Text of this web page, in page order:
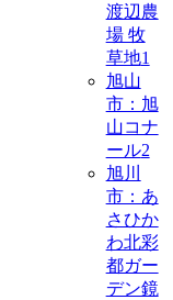
渡辺農
場 牧
草地1
旭山
市：旭
山コナ
ール2
旭川
市：あ
さひか
わ北彩
都ガー
デン鏡